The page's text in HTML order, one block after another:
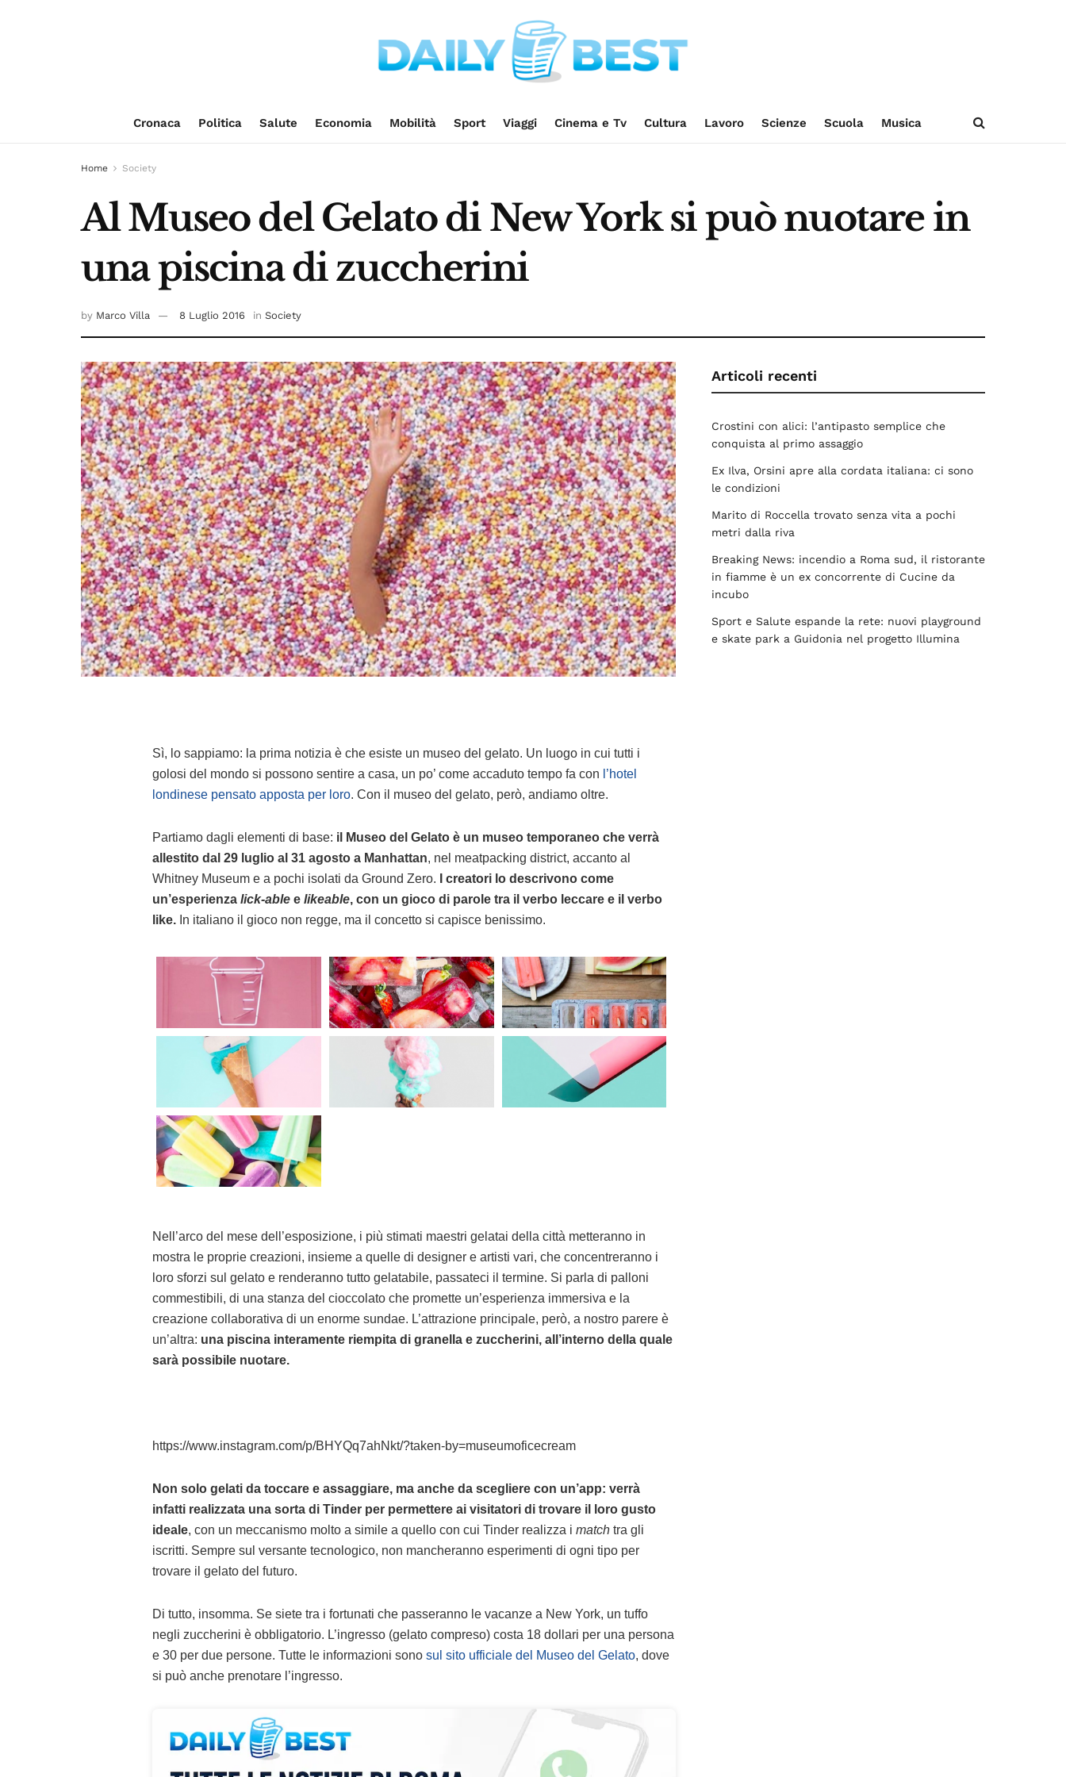
Cronaca Politica Salute Economia Mobilità Sport Viaggi Cinema e Tv Cultura Lavoro Scienze Scuola Musica
Home Society
Al Museo del Gelato di New York si può nuotare in
una piscina di zuccherini
by Marco Villa 8 Luglio 2016 in Society
Sì, lo sappiamo: la prima notizia è che esiste un museo del gelato. Un luogo in cui tutti i
golosi del mondo si possono sentire a casa, un po’ come accaduto tempo fa con l’hotel
londinese pensato apposta per loro. Con il museo del gelato, però, andiamo oltre.
Partiamo dagli elementi di base: il Museo del Gelato è un museo temporaneo che verrà
allestito dal 29 luglio al 31 agosto a Manhattan, nel meatpacking district, accanto al
Whitney Museum e a pochi isolati da Ground Zero.
I creatori lo descrivono come
un’esperienza lick-able e likeable, con un gioco di parole tra il verbo leccare e il verbo
like. In italiano il gioco non regge, ma il concetto si capisce benissimo.
Nell’arco del mese dell’esposizione, i più stimati maestri gelatai della città metteranno in
mostra le proprie creazioni, insieme a quelle di designer e artisti vari, che concentreranno i
loro sforzi sul gelato e renderanno tutto gelatabile, passateci il termine. Si parla di palloni
commestibili, di una stanza del cioccolato che promette un’esperienza immersiva e la
creazione collaborativa di un enorme sundae. L’attrazione principale, però, a nostro parere è
un’altra: una piscina interamente riempita di granella e zuccherini, all’interno della quale
sarà possibile nuotare.
https://www.instagram.com/p/BHYQq7ahNkt/?taken-by=museumoficecream
Non solo gelati da toccare e assaggiare, ma anche da scegliere con un’app: verrà
infatti realizzata una sorta di Tinder per permettere ai visitatori di trovare il loro gusto
ideale, con un meccanismo molto a simile a quello con cui Tinder realizza i match tra gli
iscritti. Sempre sul versante tecnologico, non mancheranno esperimenti di ogni tipo per
trovare il gelato del futuro.
Di tutto, insomma. Se siete tra i fortunati che passeranno le vacanze a New York, un tuffo
negli zuccherini è obbligatorio. L’ingresso (gelato compreso) costa 18 dollari per una persona
e 30 per due persone. Tutte le informazioni sono sul sito ufficiale del Museo del Gelato, dove
si può anche prenotare l’ingresso.
Articoli recenti
Crostini con alici: l’antipasto semplice che
conquista al primo assaggio
Ex Ilva, Orsini apre alla cordata italiana: ci sono
le condizioni
Marito di Roccella trovato senza vita a pochi
metri dalla riva
Breaking News: incendio a Roma sud, il ristorante
in fiamme è un ex concorrente di Cucine da
incubo
Sport e Salute espande la rete: nuovi playground
e skate park a Guidonia nel progetto Illumina